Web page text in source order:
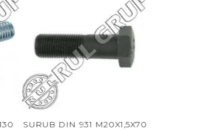
SURUB DIN 931 M20X1,5X70
SURUB DIN